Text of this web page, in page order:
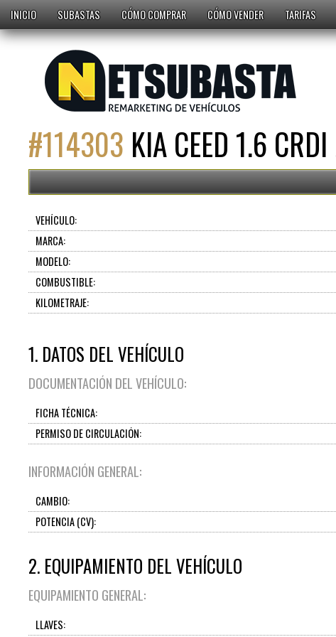
INICIO SUBASTAS CÓMO COMPRAR CÓMO VENDER TARIFAS
#114303 KIA CEED 1.6
VEHÍCULO:
MARCA:
MODELO:
COMBUSTIBLE:
KILOMETRAJE:
1. DATOS DEL VEHÍCULO
DOCUMENTACIÓN DEL VEHÍCULO:
FICHA TÉCNICA:
PERMISO DE CIRCULACIÓN:
INFORMACIÓN GENERAL:
CAMBIO:
POTENCIA (CV):
2. EQUIPAMIENTO DEL VEHÍCULO
EQUIPAMIENTO GENERAL:
LLAVES: